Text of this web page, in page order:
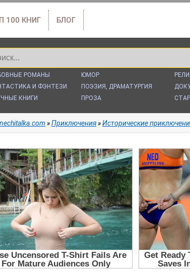
100 КНИГ БЛОГ
РОМАНЫ
И ФЭНТЕЗИ
КНИГИ
ЮМОР
ПОЭЗИЯ, ДРАМАТУРГИЯ
ПРОЗА
»Приключения»Исторические